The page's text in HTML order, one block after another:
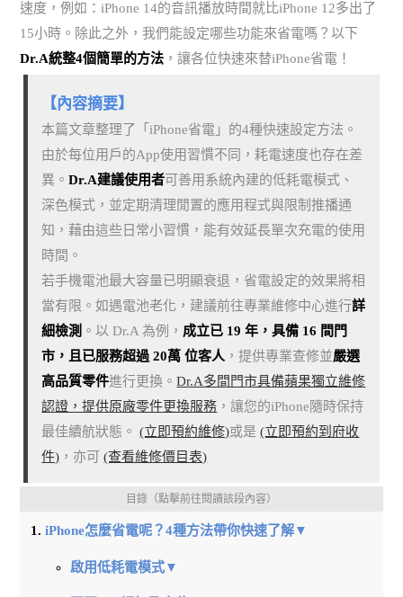
速度，例如：iPhone 14的音訊播放時間就比iPhone 12多出了
15小時。除此之外，我們能設定哪些功能來省電嗎？以下
Dr.A統整4個簡單的方法 ，讓各位快速來替iPhone省電！
【內容摘要】
本篇文章整理了「iPhone省電」的4種快速設定方法。
由於每位用戶的App使用習慣不同，耗電速度也存在差
異。Dr.A建議使用者可善用系統內建的低耗電模式、
深色模式，並定期清理閒置的應用程式與限制推播通
知，藉由這些日常小習慣，能有效延長單次充電的使用
時間。
若手機電池最大容量已明顯衰退，省電設定的效果將相
當有限。如遇電池老化，建議前往專業維修中心進行詳
細檢測 。以 Dr.A 為例， 成立已 19 年，具備 16 間門
市，且已服務超過 20萬 位客人 ，提供專業查修並嚴選
高品質零件進行更換。Dr.A多間門市具備蘋果獨立維修
認證，提供原廠零件更換服務 ，讓您的iPhone隨時保持
最佳續航狀態。(立即預約維修)或是(立即預約到府收
件) ，亦可(查看維修價目表)
目錄（點擊前往閱讀該段內容）
iPhone怎麼省電呢？4種方法帶你快速了解▼
啟用低耗電模式▼